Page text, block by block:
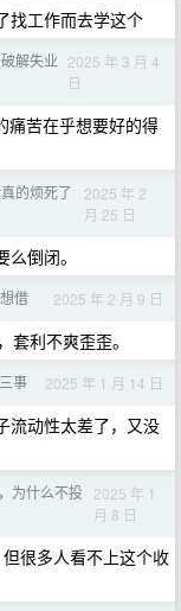
找工作而去学这个
解失业 2025 年 3 月 4
日
痛苦在乎想要好的得
的烦死了
2025 年 2
月 25 日
倒闭。
借 2025 年 2 月 9 日
利不爽歪歪。
事 2025 年 1 月 14 日
流动性太差了，又没
为什么不投 2025 年 1
月 8 日
很多人看不上这个收